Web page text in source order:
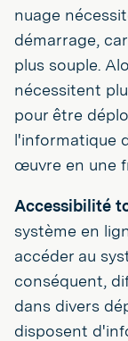
nuage
démarrage,
plus souple.
nécessitent
pour être
l'informatique
œuvre en une
Accessibilité
système en
accéder au
conséquent,
dans divers
disposent